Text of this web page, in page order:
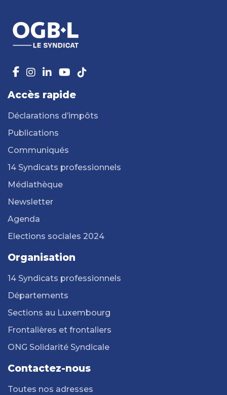
Accès rapide
Déclarations d’impôts
Publications
Communiqués
14 Syndicats professionnels
Médiathèque
Newsletter
Agenda
Elections sociales 2024
Organisation
14 Syndicats professionnels
Départements
Sections au Luxembourg
Frontalières et frontaliers
ONG Solidarité Syndicale
Contactez-nous
Toutes nos adresses